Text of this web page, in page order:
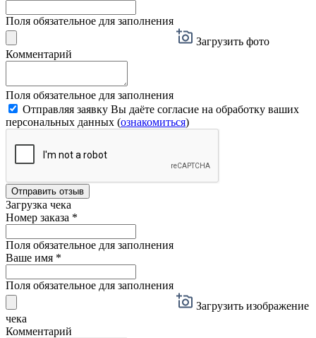
Поля обязательное для заполнения
Загрузить фото
Комментарий
Поля обязательное для заполнения
Отправляя заявку Вы даёте согласие на обработку ваших
персональных данных (ознакомиться)
Отправить отзыв
Загрузка чека
Номер заказа *
Поля обязательное для заполнения
Ваше имя *
Поля обязательное для заполнения
Загрузить изображение
чека
Комментарий